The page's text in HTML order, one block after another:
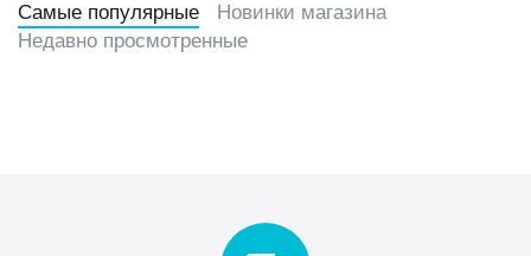
Самые популярные
Новинки магазина
Недавно просмотренные